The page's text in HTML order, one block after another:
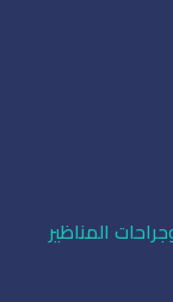
المناظير